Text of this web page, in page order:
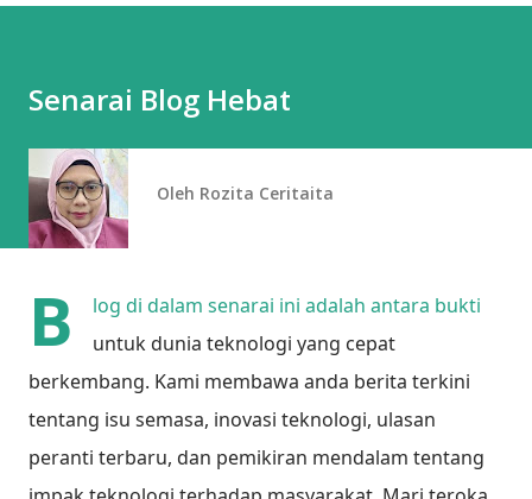
Senarai Blog Hebat
Oleh Rozita Ceritaita
B
log di dalam senarai ini adalah antara bukti
untuk dunia teknologi yang cepat
berkembang. Kami membawa anda berita terkini
tentang isu semasa, inovasi teknologi, ulasan
peranti terbaru, dan pemikiran mendalam tentang